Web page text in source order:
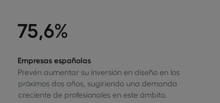
75,6%
Empresas españolas
Prevén aumentar su inversión en diseño en los
próximos dos años, sugiriendo una demanda
creciente de profesionales en este ámbito.